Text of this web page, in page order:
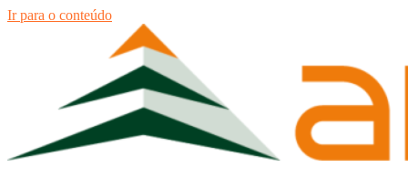
Ir para o conteúdo